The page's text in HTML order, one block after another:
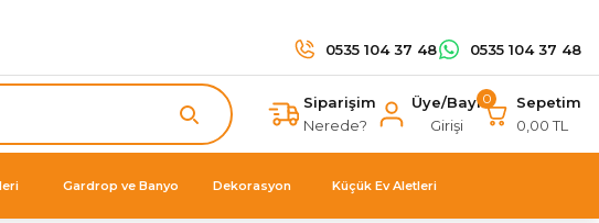
0535 104 37 48 0535 104 37 48
Siparişim
Nerede?
Üye/Bayi
Girişi
0
Sepetim
0,00 TL
Gardrop ve Banyo Dekorasyon Küçük Ev Aletleri